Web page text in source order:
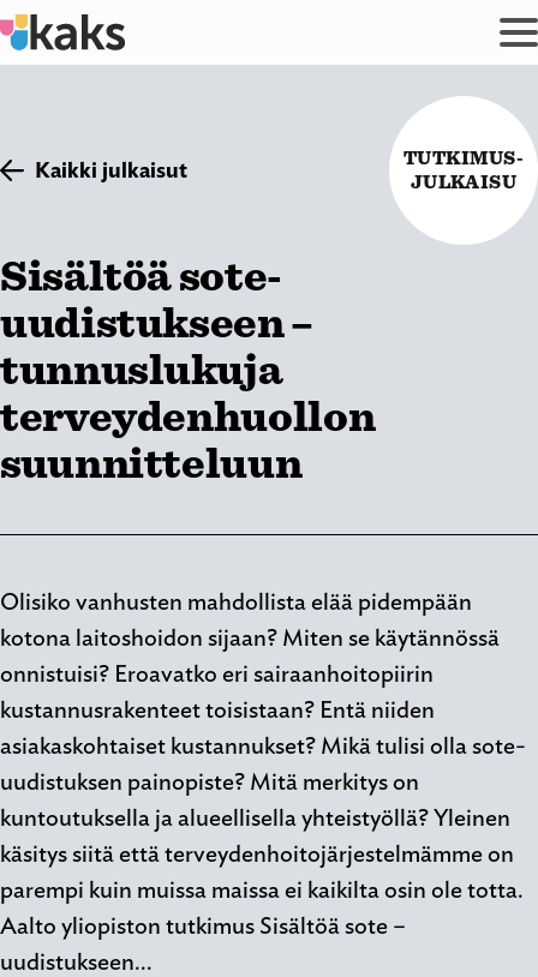
Siirry
sisältöön
Kaikki julkaisut
Sisältöä sote-
uudistukseen –
tunnuslukuja
terveydenhuollon
suunnitteluun
TUTKIMUS-
JULKAISU
Olisiko vanhusten mahdollista elää pidempään
kotona laitoshoidon sijaan? Miten se käytännössä
onnistuisi? Eroavatko eri sairaanhoitopiirin
kustannusrakenteet toisistaan? Entä niiden
asiakaskohtaiset kustannukset? Mikä tulisi olla sote-
uudistuksen painopiste? Mitä merkitys on
kuntoutuksella ja alueellisella yhteistyöllä? Yleinen
käsitys siitä että terveydenhoitojärjestelmämme on
parempi kuin muissa maissa ei kaikilta osin ole totta.
Aalto yliopiston tutkimus Sisältöä sote –
uudistukseen…